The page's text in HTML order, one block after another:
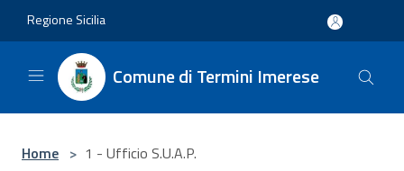
Regione Sicilia
Comune di Termini Imerese
Home > 1 - Ufficio S.U.A.P.